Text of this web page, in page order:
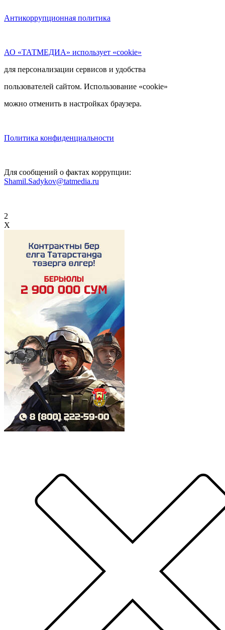
Антикоррупционная политика
АО «ТАТМЕДИА» использует «cookie»
для персонализации сервисов и удобства
пользователей сайтом. Использование «cookie»
можно отменить в настройках браузера.
Политика конфиденциальности
Для сообщений о фактах коррупции:
Shamil.Sadykov@tatmedia.ru
2
X